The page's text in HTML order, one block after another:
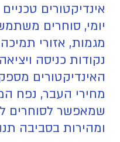
אינדיקטורים
יומי, סוחרים
מגמות, אזורי
נקודות כניסה
האינדיקטורים
מחירי העבר, נפח
שמאפשר לסוחרים
ומהירות בסביבה